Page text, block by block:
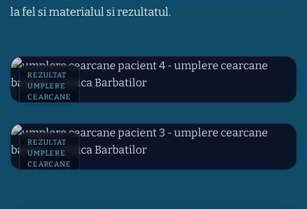
la fel si materialul si rezultatul.
REZULTAT
UMPLERE
CEARCANE
REZULTAT
UMPLERE
CEARCANE